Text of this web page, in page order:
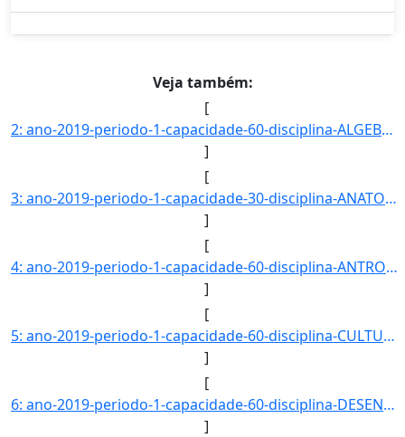
Veja também:
[
2: ano-2019-periodo-1-capacidade-60-disciplina-ALGEBRA_LINEAR-campus-CAMPUS_BACABAL-nivel-G-dt_inicio_t]
]
[
3: ano-2019-periodo-1-capacidade-30-disciplina-ANATOMIA_ANIMAL-campus-CAMPUS_BACABAL-nivel-G-dt_inicio_]
]
[
4: ano-2019-periodo-1-capacidade-60-disciplina-ANTROPOLOGIA_FILOSOFICA-campus-CAMPUS_BACABAL-nivel-G-dt]
]
[
5: ano-2019-periodo-1-capacidade-60-disciplina-CULTURA-_IDENTIDADE_E_DIVERSIDADE-campus-CAMPUS_BACABAL-]
]
[
6: ano-2019-periodo-1-capacidade-60-disciplina-DESENVOLVIMENTO_RURAL_SUSTENTAVEL_E_AGRICULTURA_FAMILIAR]
]